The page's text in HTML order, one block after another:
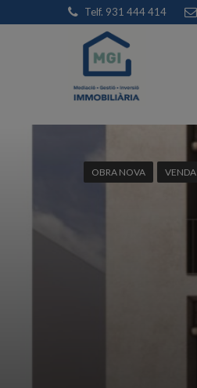
Telf. 931 444 414
OBRA NOVA VENDA